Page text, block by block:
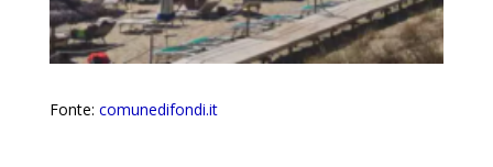
Fonte: comunedifondi.it